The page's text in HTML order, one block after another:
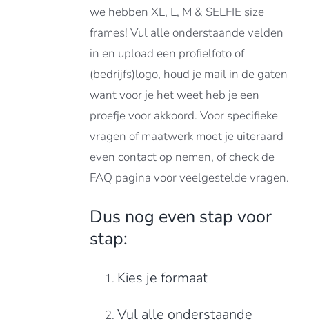
we hebben XL, L, M & SELFIE size
frames! Vul alle onderstaande velden
in en upload een profielfoto of
(bedrijfs)logo, houd je mail in de gaten
want voor je het weet heb je een
proefje voor akkoord. Voor specifieke
vragen of maatwerk moet je uiteraard
even contact op nemen, of check de
FAQ pagina voor veelgestelde vragen.
Dus nog even stap voor
stap:
Kies je formaat
Vul alle onderstaande